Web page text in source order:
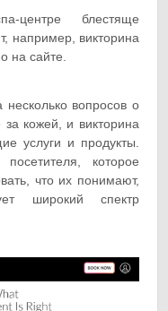
центре блестяще
например, викторина
на сайте.
несколько вопросов о
кожей, и викторина
услуги и продукты.
которое
что их понимают,
широкий спектр